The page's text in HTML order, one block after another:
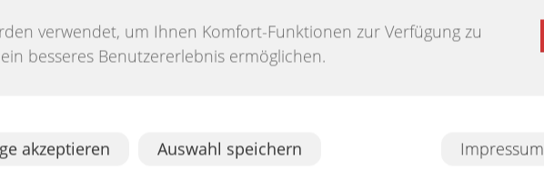
verwendet, um Ihnen Komfort-Funktionen zur Verfügung zu
besseres Benutzererlebnis ermöglichen.
akzeptieren Auswahl speichern Impressum